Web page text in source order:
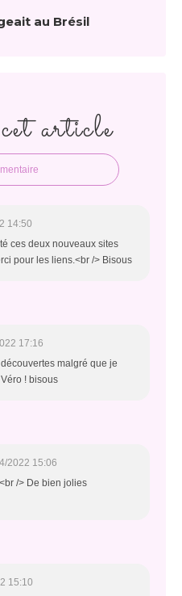
au Brésil
article
14:50
ces deux nouveaux sites
pour les liens.<br /> Bisous
17:16
malgré que je
! bisous
2022 15:06
/> De bien jolies
15:10